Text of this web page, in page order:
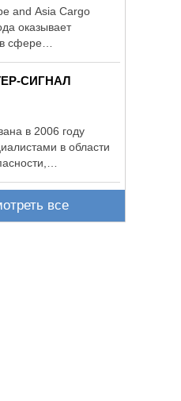
and Asia Cargo
оказывает
сфере
СИГНАЛ
в 2006 году
в области
все